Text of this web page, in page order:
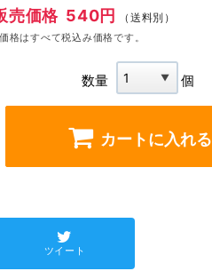
売価格 540円 （送料別）
格はすべて税込み価格です。
数量 個
カートに入れる
ツイート